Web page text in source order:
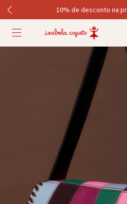
10% de desconto na